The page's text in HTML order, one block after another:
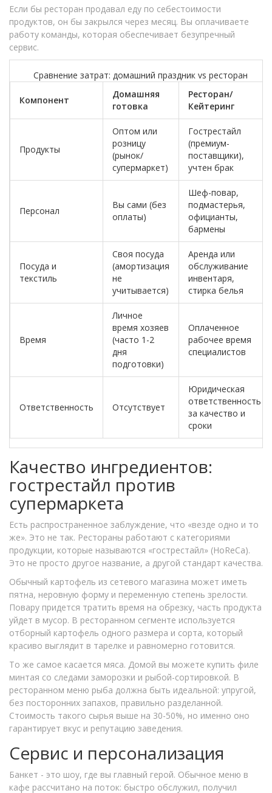
Если бы ресторан продавал еду по себестоимости
продуктов, он бы закрылся через месяц. Вы оплачиваете
работу команды, которая обеспечивает безупречный
сервис.
Сравнение затрат: домашний праздник vs ресторан
Компонент
Домашняя
готовка
Ресторан/
Кейтеринг
Продукты
Оптом или
розницу
(рынок/
супермаркет)
Гострестайл
(премиум-
поставщики),
учтен брак
Персонал
Вы сами (без
оплаты)
Шеф-повар,
подмастерья,
официанты,
бармены
Посуда и
текстиль
Своя посуда
(амортизация
не
учитывается)
Аренда или
обслуживание
инвентаря,
стирка белья
Время
Личное
время хозяев
(часто 1-2
дня
подготовки)
Оплаченное
рабочее время
специалистов
Ответственность Отсутствует
Юридическая
ответственность
за качество и
сроки
Качество ингредиентов:
гострестайл против
супермаркета
Есть распространенное заблуждение, что «везде одно и то
же». Это не так. Рестораны работают с категориями
продукции, которые называются «гострестайл» (HoReCa).
Это не просто другое название, а другой стандарт качества.
Обычный картофель из сетевого магазина может иметь
пятна, неровную форму и переменную степень зрелости.
Повару придется тратить время на обрезку, часть продукта
уйдет в мусор. В ресторанном сегменте используется
отборный картофель одного размера и сорта, который
красиво выглядит в тарелке и равномерно готовится.
То же самое касается мяса. Домой вы можете купить филе
минтая со следами заморозки и рыбой-сортировкой. В
ресторанном меню рыба должна быть идеальной: упругой,
без посторонних запахов, правильно разделанной.
Стоимость такого сырья выше на 30-50%, но именно оно
гарантирует вкус и репутацию заведения.
Сервис и персонализация
Банкет - это шоу, где вы главный герой. Обычное меню в
кафе рассчитано на поток: быстро обслужил, получил